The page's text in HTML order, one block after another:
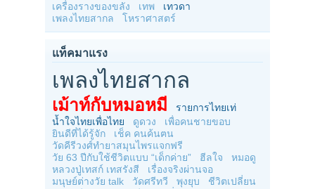
เครื่องรางของขลัง
เทพ
เทวดา
เพลงไทยสากล
โหราศาสตร์
แท็คมาแรง
เพลงไทยสากล
เม้าท์กับหมอหมี
รายการไทยเท่
น้ำใจไทยเพื่อไทย
ดูดวง
เพื่อคนชายขอบ
ยินดีที่ได้รู้จัก
เช็ค คนค้นฅน
วัดคีรีวงศ์ทำยาสมุนไพรแจกฟรี
วัย 63 ปีกับใช้ชีวิตแบบ “เด็กค่าย”
ฮีลใจ
หมอดู
หลวงปู่เทสก์ เทสรังสี
เรื่องจริงผ่านจอ
มนุษย์ต่างวัย talk
วัดศรีทวี พุงยุบ
ชีวิตเปลี่ยน